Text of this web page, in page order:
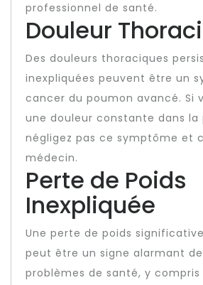
professionnel de santé.
Douleur
Des douleurs thoraciques
inexpliquées peuvent être un
cancer du poumon avancé. Si
une douleur constante dans la
négligez pas ce symptôme et
médecin.
Perte de Poids
Inexpliquée
Une perte de poids
peut être un signe alarmant
problèmes de santé, y